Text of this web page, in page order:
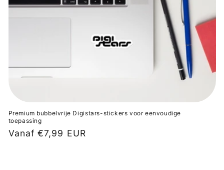
Premium bubbelvrije Digistars-stickers voor eenvoudige
toepassing
Normale
Vanaf €7,99 EUR